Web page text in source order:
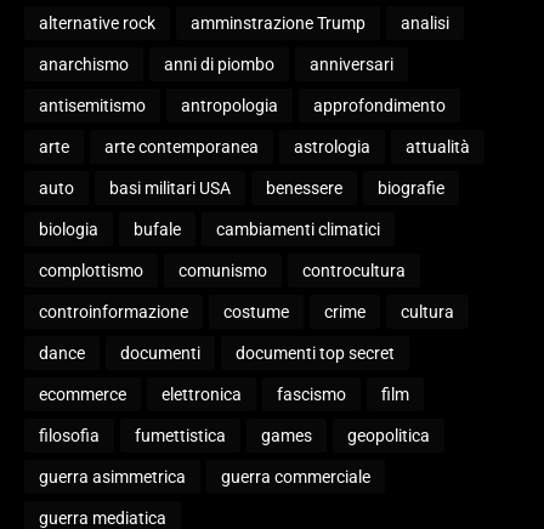
alternative rock amminstrazione Trump analisi
anarchismo anni di piombo anniversari
antisemitismo antropologia approfondimento
arte arte contemporanea astrologia attualità
auto basi militari USA benessere biografie
biologia bufale cambiamenti climatici
complottismo comunismo controcultura
controinformazione costume crime cultura
dance documenti documenti top secret
ecommerce elettronica fascismo film
filosofia fumettistica games geopolitica
guerra asimmetrica guerra commerciale
guerra mediatica